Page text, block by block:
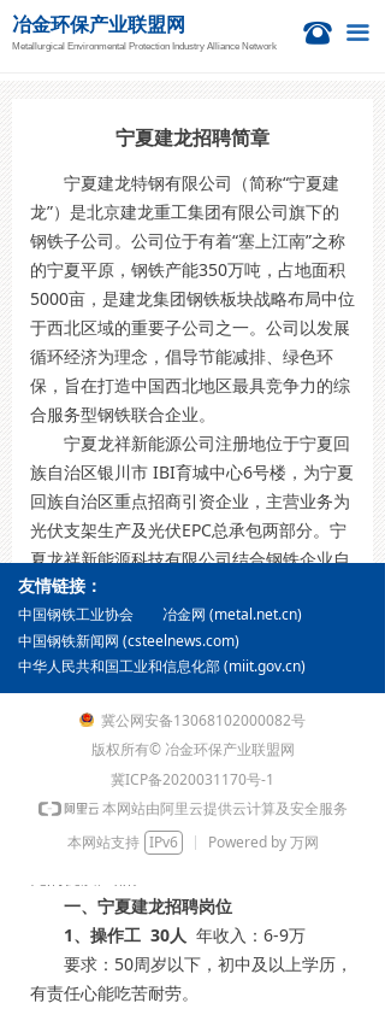
冶金环保产业联盟网
Metallurgical Environmental Protection Industry Alliance Network 뀰 끀
首页
新闻资讯
钙业中心
技术信息
项目信息
国际新闻
关于我们
宁夏建龙招聘简章
宁夏建龙特钢有限公司（简称“宁夏建
龙”）是北京建龙重工集团有限公司旗下的
钢铁子公司。公司位于有着“塞上江南”之称
的宁夏平原，钢铁产能350万吨，占地面积
5000亩，是建龙集团钢铁板块战略布局中位
于西北区域的重要子公司之一。公司以发展
循环经济为理念，倡导节能减排、绿色环
保，旨在打造中国西北地区最具竞争力的综
合服务型钢铁联合企业。
宁夏龙祥新能源公司注册地位于宁夏回
族自治区银川市 IBI育城中心6号楼，为宁夏
回族自治区重点招商引资企业，主营业务为
光伏支架生产及光伏EPC总承包两部分。宁
夏龙祥新能源科技有限公司结合钢铁企业自
身成本优势，完善的行业科研院所支持，建
立从原材料到成品的全钢铁产业链，拥有80
万吨全钢支架的生产车间和配套设施的生产
加工基地，包括银川厂区和惠农厂区。生产
锌铝镁钢带/冷轧钢/热轧钢带为原材料，采
用先冷弯成型后伺服冲孔的方式完成型材冷
弯、剪切、冲孔、翻转、码垛工序。凭借一
体化的生产制造能力和完整的产业链配套体
系、可快速响应客户需求、按时交付行业领
一、宁夏建龙招聘岗位
1、操作工 30人 年收入：6-9万
要求：50周岁以下，初中及以上学历，
有责任心能吃苦耐劳。
友情链接：
中国钢铁工业协会
冶金网 (metal.net.cn)
中国钢铁新闻网 (csteelnews.com)
中华人民共和国工业和信息化部 (miit.gov.cn)
冀公网安备13068102000082号
版权所有© 冶金环保产业联盟网
冀ICP备2020031170号-1
本网站由阿里云提供云计算及安全服务
本网站支持 IPv6 Powered by 万网